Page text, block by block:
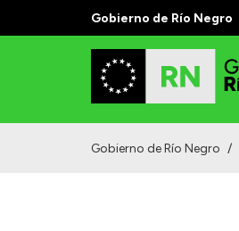
Gobierno de Río Negro
Gobierno de Río Negro /